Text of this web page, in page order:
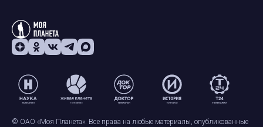
© ОАО «Моя Планета». Все права на любые материалы, опубликованные